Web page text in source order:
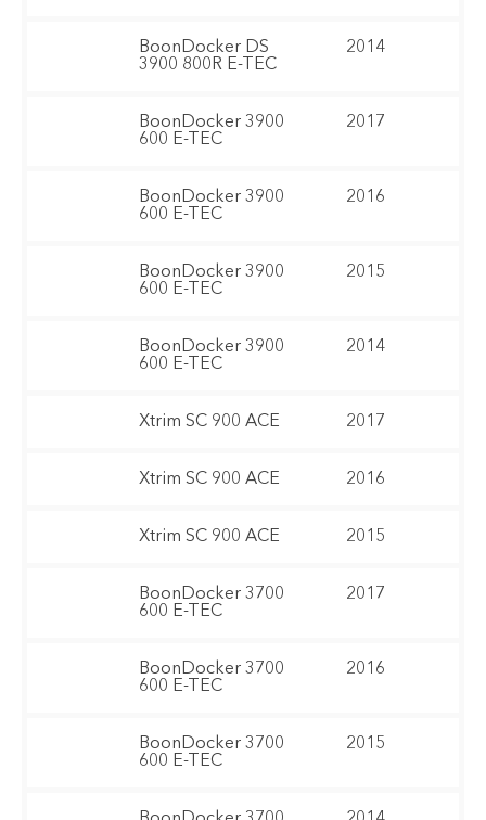
BoonDocker DS
3900 800R E-TEC
2014
BoonDocker 3900
600 E-TEC
2017
BoonDocker 3900
600 E-TEC
2016
BoonDocker 3900
600 E-TEC
2015
BoonDocker 3900
600 E-TEC
2014
Xtrim SC 900 ACE 2017
Xtrim SC 900 ACE 2016
Xtrim SC 900 ACE 2015
BoonDocker 3700
600 E-TEC
2017
BoonDocker 3700
600 E-TEC
2016
BoonDocker 3700
600 E-TEC
2015